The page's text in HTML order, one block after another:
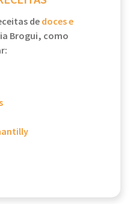
dedoces e
Brogui, como